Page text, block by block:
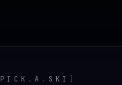
PICK . A . SKI ]